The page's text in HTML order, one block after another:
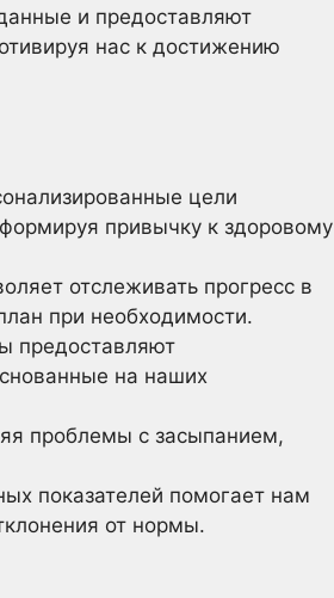
и предоставляют
нас к достижению
цели
привычку к здоровому
отслеживать прогресс в
при необходимости.
предоставляют
на наших
проблемы с засыпанием,
показателей помогает нам
от нормы.